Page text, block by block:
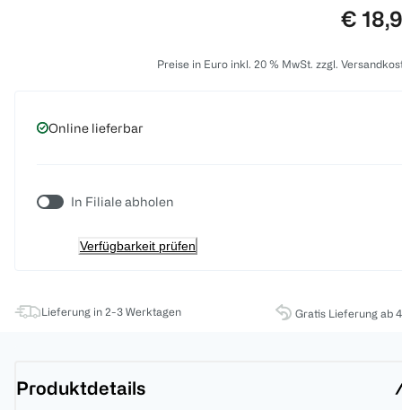
Preis:
€
Preise in Euro inkl. 20 % MwSt. zzgl.
Online lieferbar
In Filiale abholen
Verfügbarkeit prüfen
Lieferung in 2-3 Werktagen Gratis Lieferung ab
Produktdetails